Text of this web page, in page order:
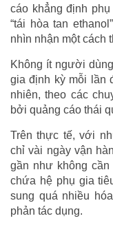
cáo khẳng định phụ
“tái hòa tan
nhìn nhận một cách
Không ít người
gia định kỳ mỗi lần
nhiên, theo các
bởi quảng cáo thái
Trên thực tế, với
chỉ vài ngày vận
gần như không
chứa hệ phụ gia
sung quá nhiều
phản tác dụng.